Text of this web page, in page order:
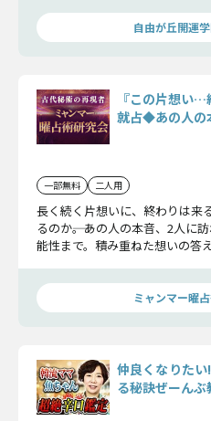
ます。
自由が丘開運
『この片想い
就占◆あの人の
一部無料 二人用
長く続く片想いに、終わりは来
るのか――。あの人の本音、2人に
能性まで。積み重ねた想いの答
ミャンマー曜
仲良くなりた
る秘訣ぜーんぶ